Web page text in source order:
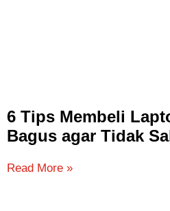
6 Tips Membeli
Bagus agar Tidak
Read More »